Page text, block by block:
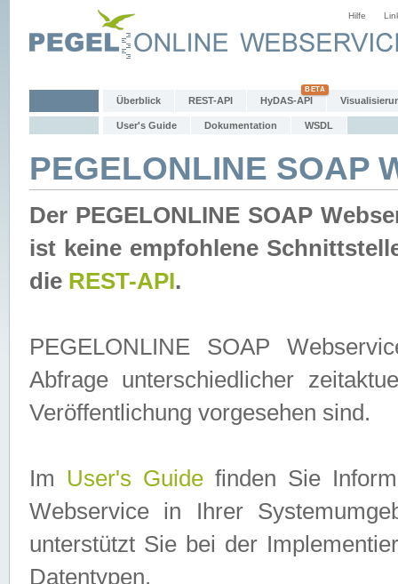
Hilfe
Überblick REST-API HyDAS-API
User's Guide Dokumentation WSDL
PEGELONLINE SOAP
Der PEGELONLINE SOAP
ist keine empfohlene
die REST-API.
PEGELONLINE SOAP
Abfrage unterschiedlicher
Veröffentlichung vorgesehen sind.
Im User's Guidefinden Sie
Webservice in Ihrer
unterstützt Sie bei der
Datentypen.